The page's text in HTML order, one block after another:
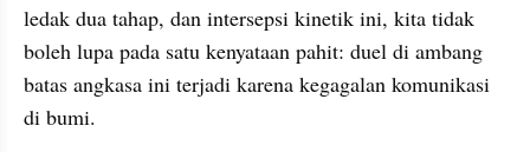
ledak dua tahap, dan intersepsi kinetik ini, kita tidak
boleh lupa pada satu kenyataan pahit: duel di ambang
batas angkasa ini terjadi karena kegagalan komunikasi
di bumi.